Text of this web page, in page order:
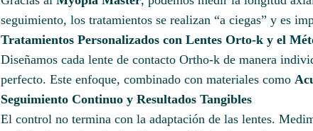
seguimiento, los tratamientos se realizan “a ciegas” y es
Tratamientos Personalizados con Lentes Orto-k y el
Diseñamos cada lente de contacto Ortho-k de manera
perfecto. Este enfoque, combinado con materiales como
Seguimiento Continuo y Resultados Tangibles
El control no termina con la adaptación de las lentes.